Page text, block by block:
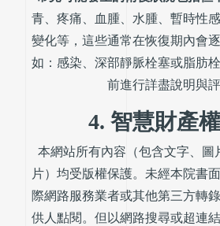
青、疼痛、血腫、水腫、暫時性
變化等，這些通常在恢復期內會
如：感染、深部靜脈栓塞或脂肪
前進行詳盡說明與評
4. 智慧財產
本網站所有內容（包含文字、圖
片）均受版權保護。未經本院書
際網路服務業者或其他第三方轉
供人點閱。但以網路搜尋或超連